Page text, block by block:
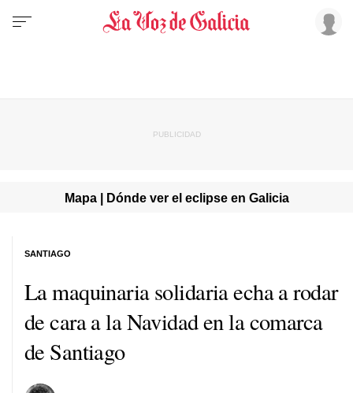
Mapa | Dónde ver el eclipse en Galicia
La maquinaria solidaria echa a rodar
de cara a la Navidad en la comarca
de Santiago
SANTIAGO